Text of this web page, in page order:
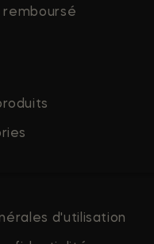
d'utilisation